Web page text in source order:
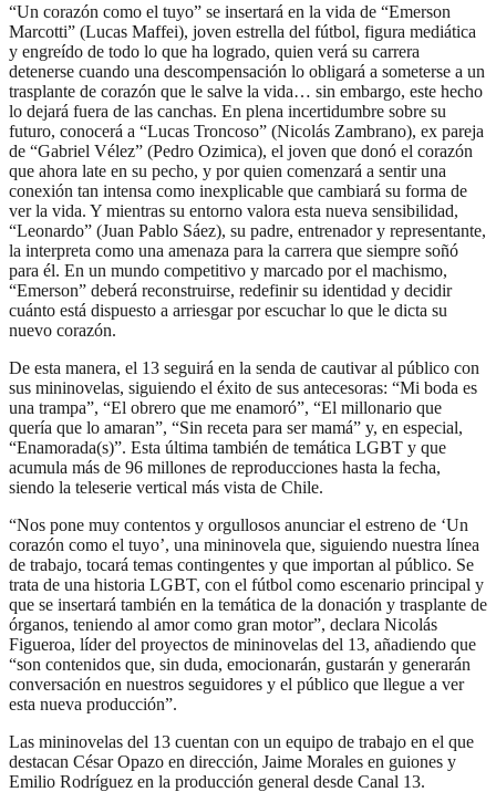
“Un corazón como el tuyo” se insertará en la vida de “Emerson
Marcotti” (Lucas Maffei), joven estrella del fútbol, figura mediática
y engreído de todo lo que ha logrado, quien verá su carrera
detenerse cuando una descompensación lo obligará a someterse a un
trasplante de corazón que le salve la vida… sin embargo, este hecho
lo dejará fuera de las canchas. En plena incertidumbre sobre su
futuro, conocerá a “Lucas Troncoso” (Nicolás Zambrano), ex pareja
de “Gabriel Vélez” (Pedro Ozimica), el joven que donó el corazón
que ahora late en su pecho, y por quien comenzará a sentir una
conexión tan intensa como inexplicable que cambiará su forma de
ver la vida. Y mientras su entorno valora esta nueva sensibilidad,
“Leonardo” (Juan Pablo Sáez), su padre, entrenador y representante,
la interpreta como una amenaza para la carrera que siempre soñó
para él. En un mundo competitivo y marcado por el machismo,
“Emerson” deberá reconstruirse, redefinir su identidad y decidir
cuánto está dispuesto a arriesgar por escuchar lo que le dicta su
nuevo corazón.
De esta manera, el 13 seguirá en la senda de cautivar al público con
sus mininovelas, siguiendo el éxito de sus antecesoras: “Mi boda es
una trampa”, “El obrero que me enamoró”, “El millonario que
quería que lo amaran”, “Sin receta para ser mamá” y, en especial,
“Enamorada(s)”. Esta última también de temática LGBT y que
acumula más de 96 millones de reproducciones hasta la fecha,
siendo la teleserie vertical más vista de Chile.
“Nos pone muy contentos y orgullosos anunciar el estreno de ‘Un
corazón como el tuyo’, una mininovela que, siguiendo nuestra línea
de trabajo, tocará temas contingentes y que importan al público. Se
trata de una historia LGBT, con el fútbol como escenario principal y
que se insertará también en la temática de la donación y trasplante de
órganos, teniendo al amor como gran motor”, declara Nicolás
Figueroa, líder del proyectos de mininovelas del 13, añadiendo que
“son contenidos que, sin duda, emocionarán, gustarán y generarán
conversación en nuestros seguidores y el público que llegue a ver
esta nueva producción”.
Las mininovelas del 13 cuentan con un equipo de trabajo en el que
destacan César Opazo en dirección, Jaime Morales en guiones y
Emilio Rodríguez en la producción general desde Canal 13.